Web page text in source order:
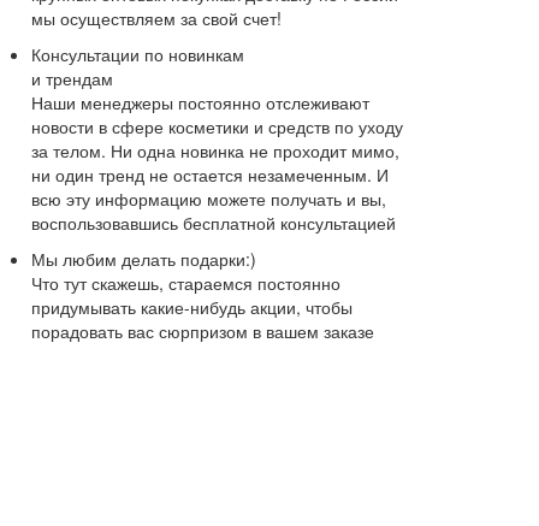
мы осуществляем за свой счет!
Консультации по новинкам
и трендам
Наши менеджеры постоянно отслеживают
новости в сфере косметики и средств по уходу
за телом. Ни одна новинка не проходит мимо,
ни один тренд не остается незамеченным. И
всю эту информацию можете получать и вы,
воспользовавшись бесплатной консультацией
Мы любим делать подарки:)
Что тут скажешь, стараемся постоянно
придумывать какие-нибудь акции, чтобы
порадовать вас сюрпризом в вашем заказе